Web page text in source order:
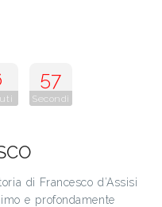
56
Secondi
di Francesco d’Assisi
e profondamente